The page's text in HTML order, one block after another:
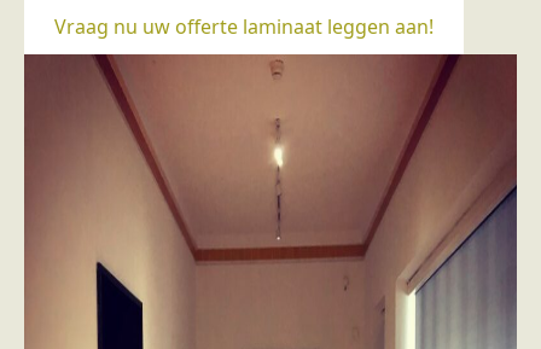
Vraag nu uw offerte laminaat leggen aan!